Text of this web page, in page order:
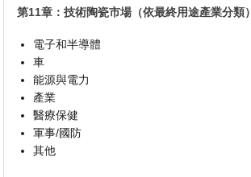
第11章：技術陶瓷市場（依最終用途產業分類）
電子和半導體
車
能源與電力
產業
醫療保健
軍事/國防
其他